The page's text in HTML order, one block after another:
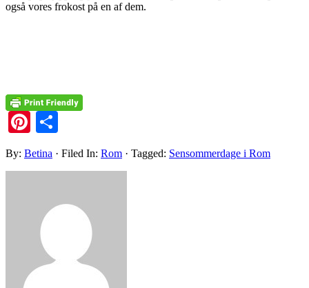
også vores frokost på en af dem.
Pinterest
By: Betina · Filed In: Rom · Tagged: Sensommerdage i Rom